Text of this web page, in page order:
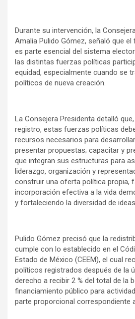
Durante su intervención, la
Amalia Pulido Gómez, señaló que
es parte esencial del sistema
las distintas fuerzas políticas
equidad, especialmente cuando se
políticos de nueva creación.
La Consejera Presidenta detalló
registro, estas fuerzas políticas
recursos necesarios para
presentar propuestas; capacitar y
que integran sus estructuras para
liderazgo, organización y
construir una oferta política propia,
incorporación efectiva a la vida
y fortaleciendo la diversidad de
Pulido Gómez precisó que la
cumple con lo establecido en el
Estado de México (CEEM), el cual
políticos registrados después de la
derecho a recibir 2 % del total de la
financiamiento público para
parte proporcional correspondiente